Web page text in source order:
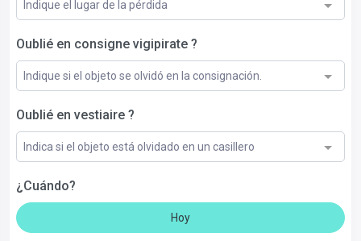
Indique el lugar de la pérdida
Oublié en consigne vigipirate ?
Indique si el objeto se olvidó en la consignación.
Oublié en vestiaire ?
Indica si el objeto está olvidado en un casillero
¿Cuándo?
Hoy